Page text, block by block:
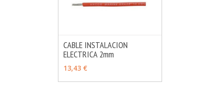
VER OPCIONES
CABLE INSTALACION
ELECTRICA 2mm
13,43 €